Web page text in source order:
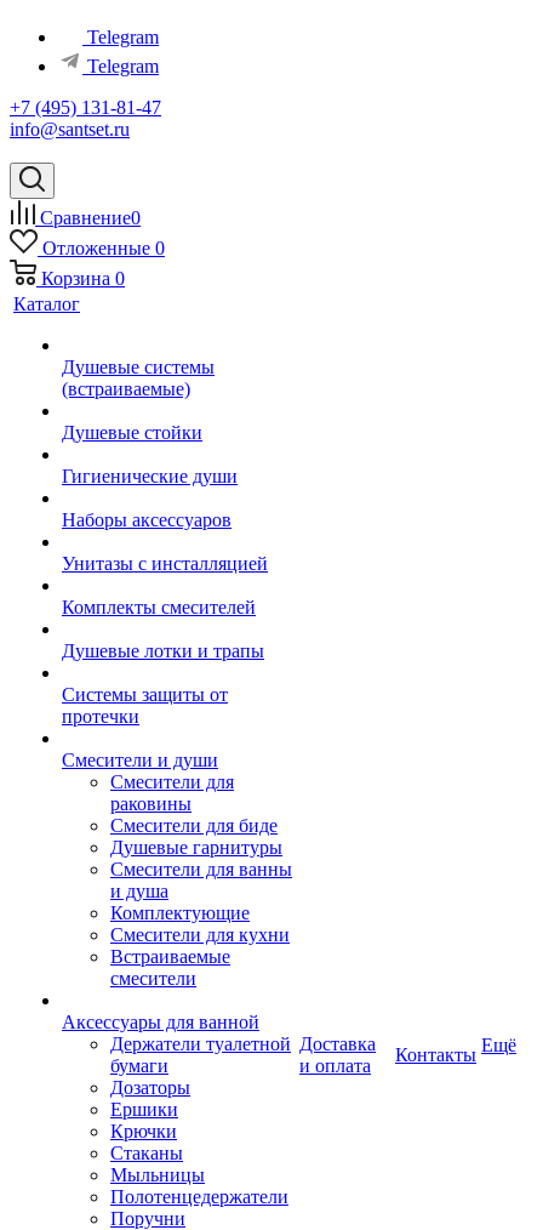
Telegram
Telegram
+7 (495) 131-81-47
info@santset.ru
Сравнение0
Отложенные 0
Корзина 0
Каталог
Душевые системы
(встраиваемые)
Душевые стойки
Гигиенические души
Наборы аксессуаров
Унитазы с инсталляцией
Комплекты смесителей
Душевые лотки и трапы
Системы защиты от
протечки
Смесители и души
Cмесители для
раковины
Смесители для биде
Душевые гарнитуры
Смесители для ванны
и душа
Комплектующие
Смесители для кухни
Встраиваемые
смесители
Аксессуары для ванной
Держатели туалетной
бумаги
Дозаторы
Ершики
Крючки
Стаканы
Мыльницы
Полотенцедержатели
Поручни
Доставка
и оплата
Контакты Ещё